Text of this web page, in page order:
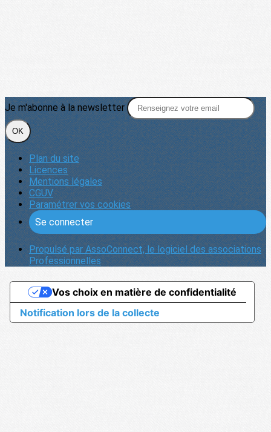
Je m'abonne à la newsletter
OK
Plan du site
Licences
Mentions légales
CGUV
Paramétrer vos cookies
Se connecter
Propulsé par AssoConnect, le logiciel des associations
Professionnelles
Notification lors de la collecte
Vos choix en matière de confidentialité